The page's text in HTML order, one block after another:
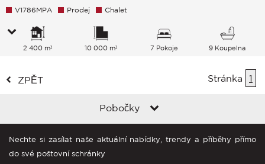
V1786MPA Prodej Chalet
2 400 m² 10 000 m² 7 Pokoje 9 Koupelna
ZPĚT Stránka 1
Pobočky
Nechte si zasílat naše aktuální nabídky, trendy a příběhy přímo
do své poštovní schránky